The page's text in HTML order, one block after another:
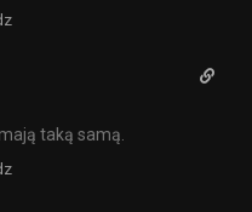
taką samą.